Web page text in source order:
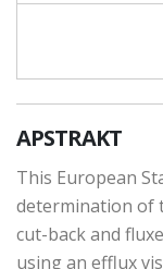
APSTRAKT
This European
determination of
cut-back and
using an efflux